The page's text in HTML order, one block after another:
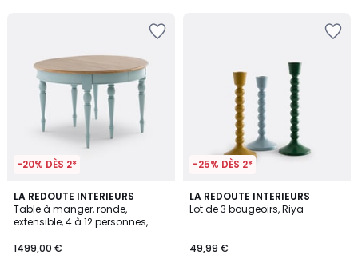
-20% DÈS 2*
LA REDOUTE INTERIEURS
Table à manger, ronde,
extensible, 4 à 12 personnes,
1499,00 €
2,2
/ 5
-25% DÈS 2*
LA REDOUTE INTERIEURS
Lot de 3 bougeoirs, Riya
49,99 €
4
/